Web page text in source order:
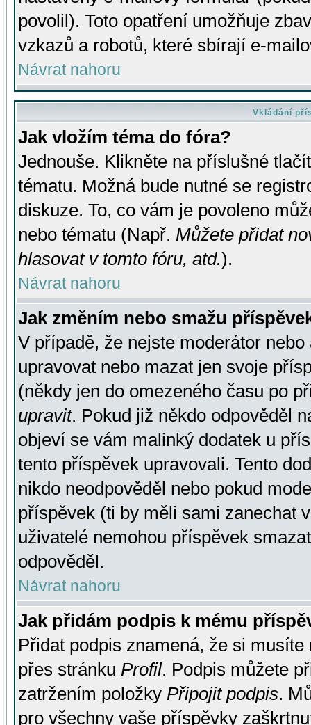
povolil). Toto opatření umožňuje
vzkazů a robotů, které sbírají e-
Návrat nahoru
Vkládání
Jak vložím téma do fóra?
Jednouše. Klikněte na příslušné
tématu. Možná bude nutné se
diskuze. To, co vám je povoleno
nebo tématu (Např. Můžete přidat
hlasovat v tomto fóru, atd.).
Návrat nahoru
Jak změním nebo smažu
V případě, že nejste moderátor
upravovat nebo mazat jen svoje
(někdy jen do omezeného času po
upravit. Pokud již někdo odpověděl
objeví se vám malinký dodatek u
tento příspěvek upravovali. Tento
nikdo neodpověděl nebo pokud
příspěvek (ti by měli sami zanechat
uživatelé nemohou příspěvek
odpověděl.
Návrat nahoru
Jak přidám podpis k mému
Přidat podpis znamená, že si
přes stránku Profil. Podpis můžete
zatržením položky Připojit podpis.
pro všechny vaše příspěvky